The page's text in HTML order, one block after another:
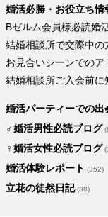
婚活必勝・お役立ち情
Bゼルム会員様必読婚
結婚相談所で交際中の
お見合いシーンでのア
結婚相談所ご入会前に
婚活パーティーでの出
♂婚活男性必読ブログ
♀婚活女性必読ブログ
婚活体験レポート (352)
立花の徒然日記(38)